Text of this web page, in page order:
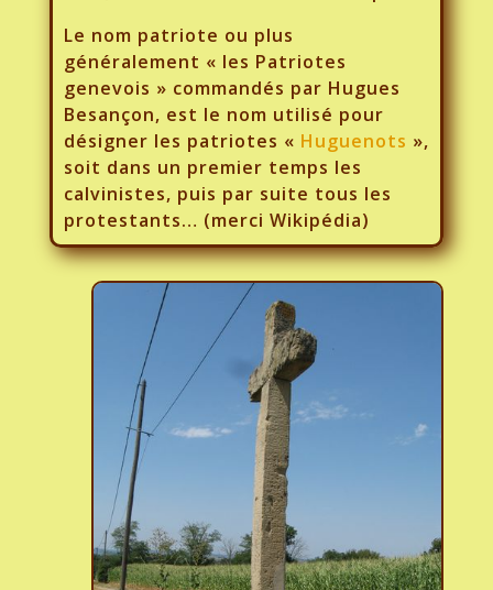
Le nom patriote ou plus
généralement « les Patriotes
genevois » commandés par Hugues
Besançon, est le nom utilisé pour
désigner les patriotes « Huguenots »,
soit dans un premier temps les
calvinistes, puis par suite tous les
protestants… (merci Wikipédia)